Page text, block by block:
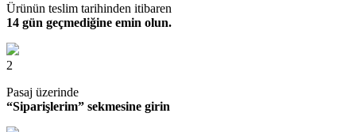
Ürünün teslim tarihinden itibaren
14 gün geçmediğine emin olun.
2
Pasaj üzerinde
“Siparişlerim” sekmesine girin